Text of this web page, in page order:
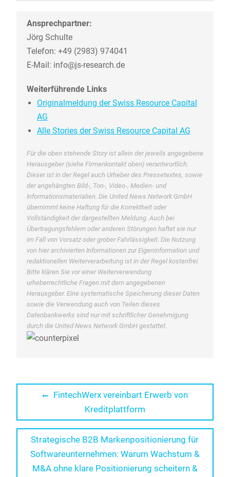
Ansprechpartner:
Jörg Schulte
Telefon: +49 (2983) 974041
E-Mail: info@js-research.de
Weiterführende Links
Originalmeldung der Swiss Resource Capital
AG
Alle Stories der Swiss Resource Capital AG
Für die oben stehende Story ist allein der jeweils angegebene
Herausgeber (siehe Firmenkontakt oben) verantwortlich.
Dieser ist in der Regel auch Urheber des Pressetextes, sowie
der angehängten Bild-, Ton-, Video-, Medien- und
Informationsmaterialien. Die United News Network GmbH
übernimmt keine Haftung für die Korrektheit oder
Vollständigkeit der dargestellten Meldung. Auch bei
Übertragungsfehlern oder anderen Störungen haftet sie nur
im Fall von Vorsatz oder grober Fahrlässigkeit. Die Nutzung
von hier archivierten Informationen zur Eigeninformation und
redaktionellen Weiterverarbeitung ist in der Regel kostenfrei.
Bitte klären Sie vor einer Weiterverwendung
urheberrechtliche Fragen mit dem angegebenen
Herausgeber. Eine systematische Speicherung dieser Daten
sowie die Verwendung auch von Teilen dieses
Datenbankwerks sind nur mit schriftlicher Genehmigung
durch die United News Network GmbH gestattet.
Beitragsnavigation
Previous
FintechWerx vereinbart Erwerb von
Kreditplattform
Next
post:
Strategische B2B Markenpositionierung für
Softwareunternehmen: Warum Wachstum &
M&A ohne klare Positionierung scheitern &